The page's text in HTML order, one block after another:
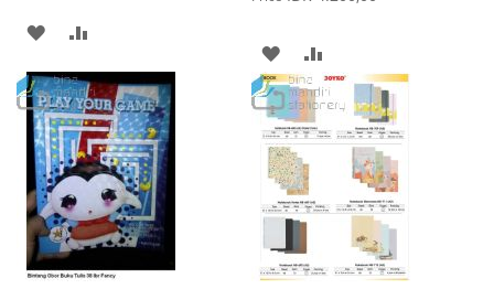
ADD
TO
WISH
LIST
TO
COMPARE
ADD
TO
WISH
LIST
TO
COMPARE